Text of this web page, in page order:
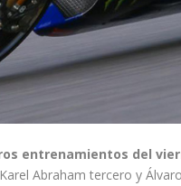
entrenamientos del
Abraham tercero y